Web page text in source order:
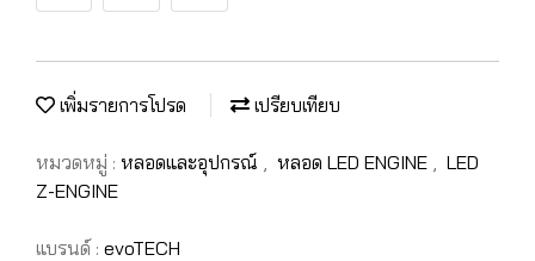
เพิ่มรายการโปรด เปรียบเทียบ
หมวดหมู่ : หลอดและอุปกรณ์ , หลอด LED ENGINE , LED
Z-ENGINE
แบรนด์ : evoTECH